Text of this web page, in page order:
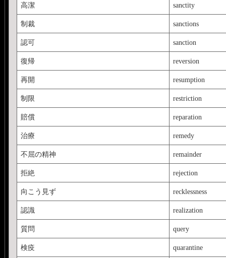
高潔 sanctity
制裁 sanctions
認可 sanction
復帰 reversion
再開 resumption
制限 restriction
賠償 reparation
治療 remedy
不屈の精神 remainder
拒絶 rejection
向こう見ず recklessness
認識 realization
質問 query
検疫 quarantine